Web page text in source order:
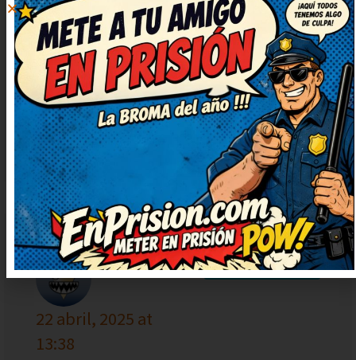
¡Qué puntazo de chiste! Deberían
hacer una serie solo con chistes
como este. Me ha cambiado el
ánimo para bien, gracias. Lo
apuntaré para contarlo en la
próxima comida familiar.
MARÍA
22 abril, 2025 at
13:38
RESPONDER